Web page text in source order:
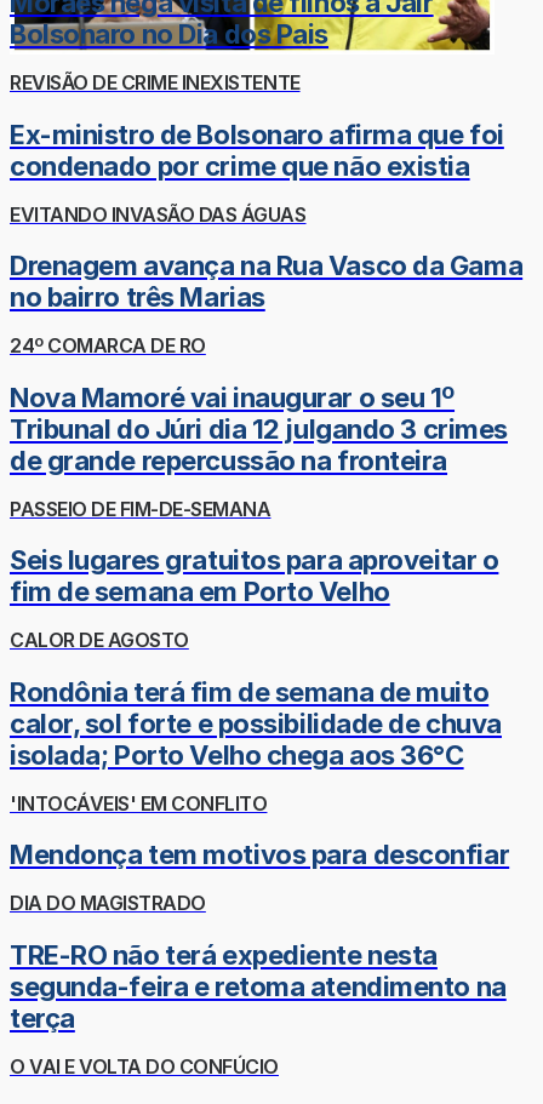
Bolsonaro no Dia dos Pais
REVISÃO DE CRIME INEXISTENTE
Ex-ministro de Bolsonaro afirma que foi
condenado por crime que não existia
EVITANDO INVASÃO DAS ÁGUAS
Drenagem avança na Rua Vasco da Gama
no bairro três Marias
24º COMARCA DE RO
Nova Mamoré vai inaugurar o seu 1º
Tribunal do Júri dia 12 julgando 3 crimes
de grande repercussão na fronteira
PASSEIO DE FIM-DE-SEMANA
Seis lugares gratuitos para aproveitar o
fim de semana em Porto Velho
CALOR DE AGOSTO
Rondônia terá fim de semana de muito
calor, sol forte e possibilidade de chuva
isolada; Porto Velho chega aos 36°C
'INTOCÁVEIS' EM CONFLITO
Mendonça tem motivos para desconfiar
DIA DO MAGISTRADO
TRE-RO não terá expediente nesta
segunda-feira e retoma atendimento na
terça
O VAI E VOLTA DO CONFÚCIO